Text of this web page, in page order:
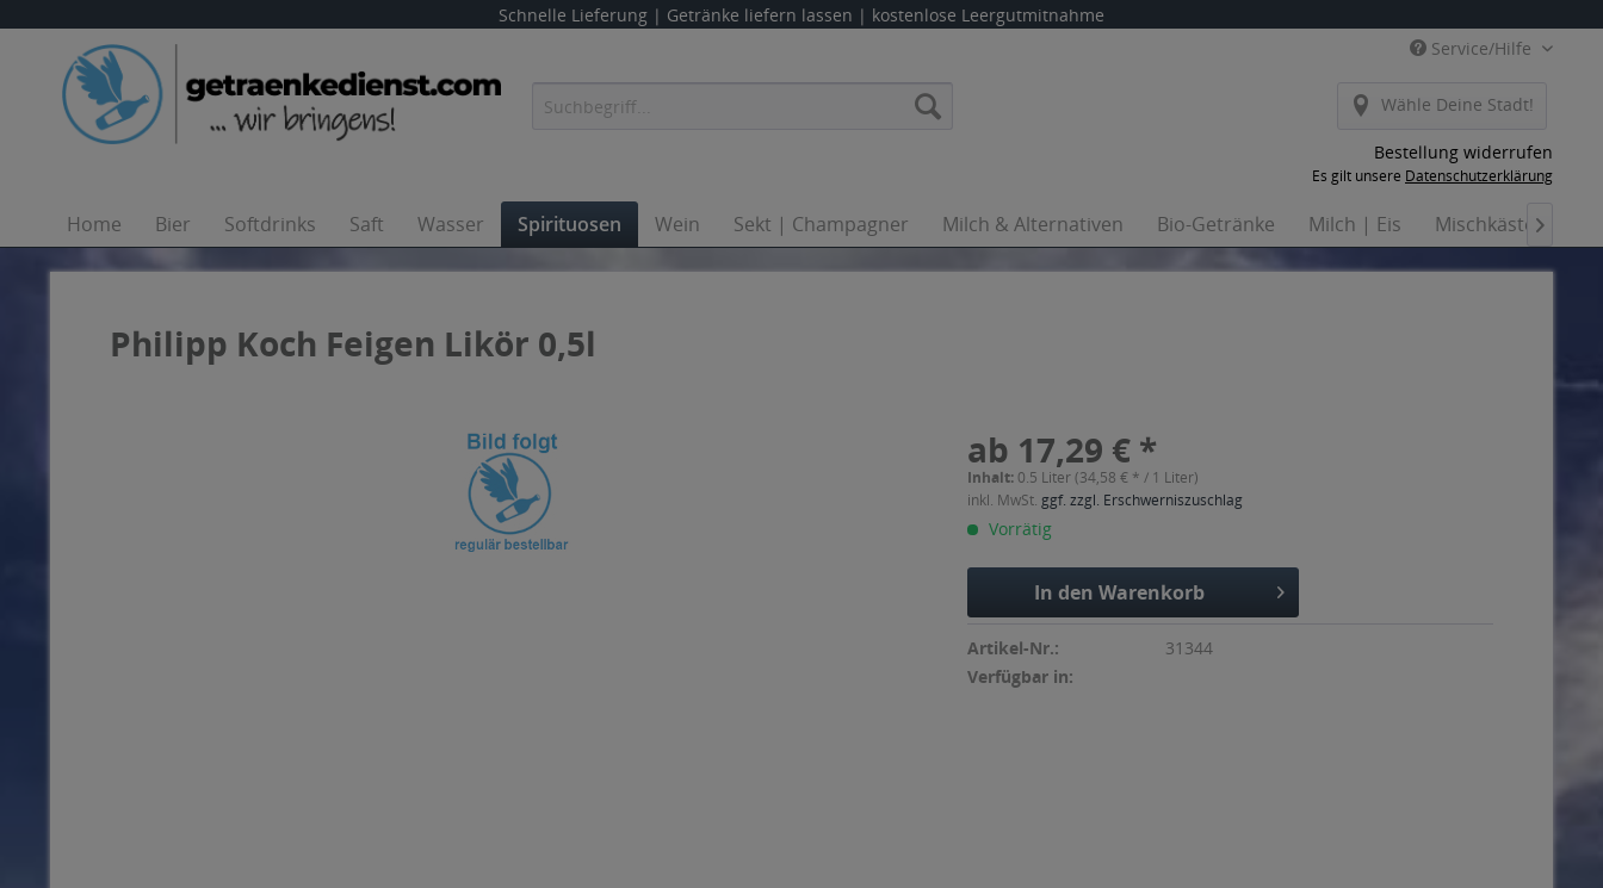
Schnelle Lieferung | Getränke liefern lassen | kostenlose Leergutmitnahme
Service/Hilfe
Wähle Deine Stadt!
Bestellung widerrufen
Es gilt unsere Datenschutzerklärung
Home Bier Softdrinks Saft Wasser Spirituosen Wein Sekt | Champagner Milch & Alternativen Bio-Getränke Milch | Eis Mischkästen

Philipp Koch Feigen Likör 0,5l
ab 17,29 € *
Inhalt: 0.5 Liter (34,58 € * / 1 Liter)
inkl. MwSt. ggf. zzgl. Erschwerniszuschlag
Vorrätig
In den Warenkorb
Artikel-Nr.:
31344
Verfügbar in: